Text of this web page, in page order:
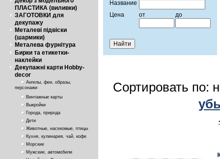
ПЛАСТИКА (виливки)
ЗАГОТОВКИ для
декупажу
Металеві підвіски
(шармики)
Металева фурнітура
Бирки та етикетки-
наклейки
Декупажні карти Hobby-
decor
Ангелы, феи, образы,
персонажи
Винтажные карты
Выкройки
Города, природа
Дети
Животные, насекомые, птицы
Кухня, кулинария, чай, кофе
Морские
Мужские, автомобили
Название
Цена
от до
Сортировать по: